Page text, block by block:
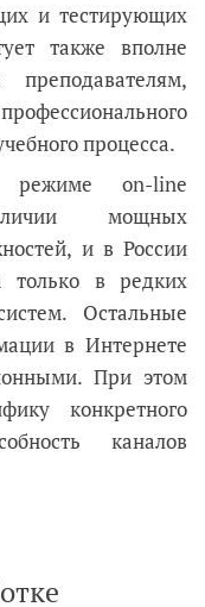
и тестирующих
также вполне
процесса.
режиме on-line
мощных
и в России
только в редких
Остальные
в Интернете
При этом
конкретного
каналов